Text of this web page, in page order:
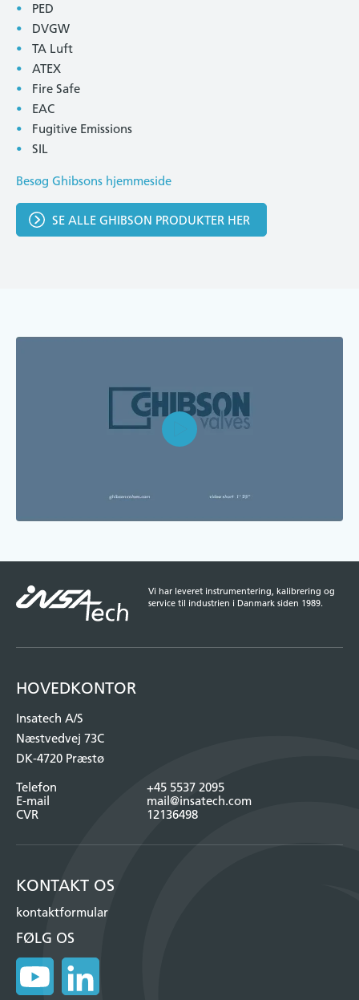
PED
DVGW
TA Luft
ATEX
Fire Safe
EAC
Fugitive Emissions
SIL
Besøg Ghibsons hjemmeside
SE ALLE GHIBSON PRODUKTER HER
Play Mute
Enter
Vi har leveret instrumentering, kalibrering og
service til industrien i Danmark siden 1989.
HOVEDKONTOR
Insatech A/S
Næstvedvej 73C
DK-4720 Præstø
Telefon
+45 5537 2095
E-mail
mail@insatech.com
CVR
12136498
KONTAKT OS
kontaktformular
FØLG OS